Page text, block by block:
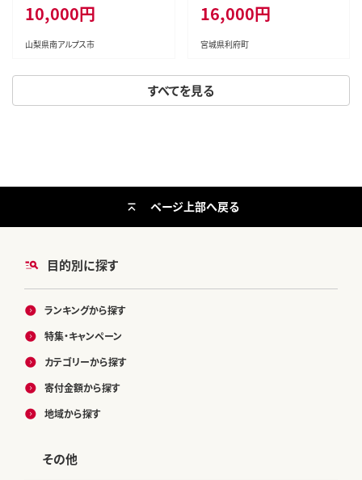
すべてを見る
市産シャインマスカット1.2kg以
上（2～3房） クール便発送 ALPA
G007
10,000円
山梨県南アルプス市
スライス 塩味 [牛タン タン塩 希
少 部位 タン中 タン元 塩ダレ タ
レ 小分け 仙台 名物 厚切 肉厚
ベキュー BBQ 宮城県 利府町 船
田食品]
16,000円
宮城県利府町
目的別に探す
ランキングから探す
特集・キャンペーン
カテゴリーから探す
寄付金額から探す
地域から探す
その他
ページ上部へ戻る